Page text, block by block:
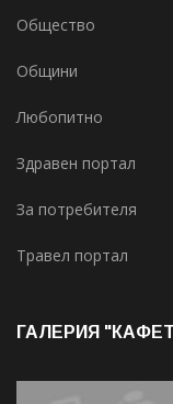
Общество
Общини
Любопитно
Здравен портал
За потребителя
Травел портал
ГАЛЕРИЯ